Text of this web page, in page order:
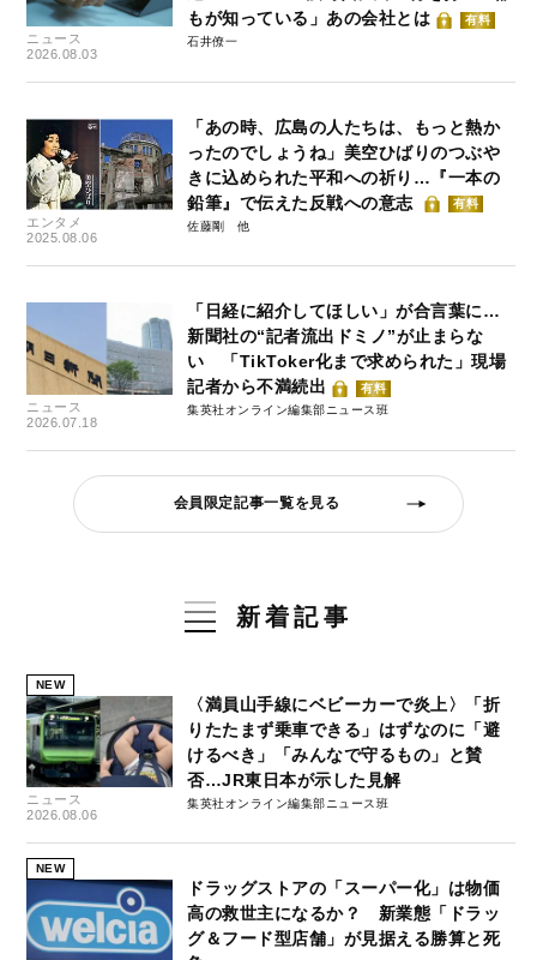
ニュース
2026.08.03
もが知っている」あの会社とは
有料
石井僚一
エンタメ
2025.08.06
「あの時、広島の人たちは、もっと熱か
ったのでしょうね」美空ひばりのつぶや
きに込められた平和への祈り…『一本の
鉛筆』で伝えた反戦への意志
有料
佐藤剛
ニュース
2026.07.18
「日経に紹介してほしい」が合言葉に…
新聞社の“記者流出ドミノ”が止まらな
い 「TikToker化まで求められた」現場
記者から不満続出
有料
集英社オンライン編集部ニュース班
会員限定記事一覧を見る
新着記事
NEW
ニュース
2026.08.06
〈満員山手線にベビーカーで炎上〉「折
りたたまず乗車できる」はずなのに「避
けるべき」「みんなで守るもの」と賛
否…JR東日本が示した見解
集英社オンライン編集部ニュース班
NEW
ドラッグストアの「スーパー化」は物価
高の救世主になるか？ 新業態「ドラッ
グ＆フード型店舗」が見据える勝算と死